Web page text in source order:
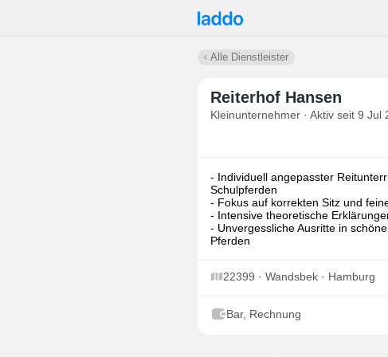
Alle Dienstleister
Reiterhof Hansen
Kleinunternehmer · Aktiv seit 9 Jul
- Individuell angepasster
Schulpferden
- Fokus auf korrekten Sitz und
- Intensive theoretische
- Unvergessliche Ausritte in
Pferden
22399 · Wandsbek · Hamburg
Bar, Rechnung